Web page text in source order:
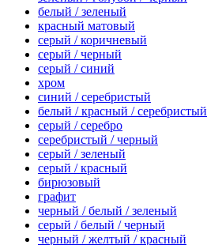
белый / зеленый
красный матовый
серый / коричневый
серый / черный
серый / синий
хром
синий / серебристый
белый / красный / серебристый
серый / серебро
серебристый / черный
серый / зеленый
серый / красный
бирюзовый
графит
черный / белый / зеленый
серый / белый / черный
черный / желтый / красный